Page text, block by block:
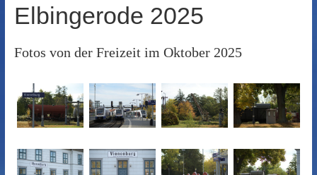
Elbingerode 2025
Fotos von der Freizeit im Oktober 2025